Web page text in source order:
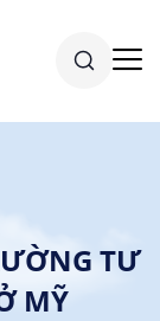
TƯ
MỸ